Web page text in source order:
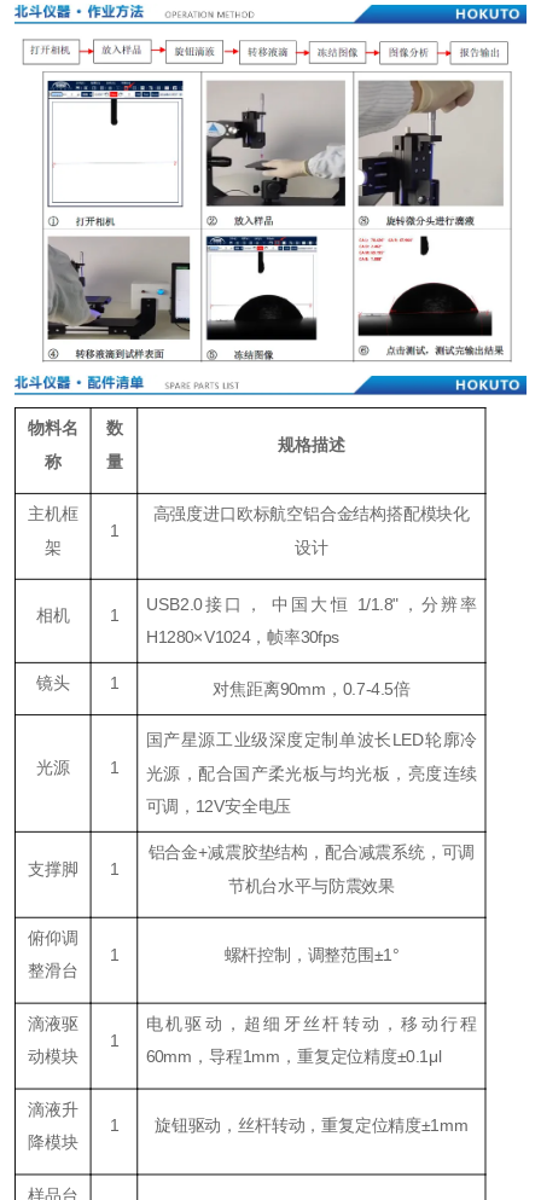
物料名
称
数
量
规格描述
主机框
架
1
高强度进口欧标航空铝合金结构搭配模块化
设计
相机 1
USB2.0接口， 中国大恒 1/1.8"，分辨率
H1280×V1024，帧率30fps
镜头 1 对焦距离90mm，0.7-4.5倍
光源 1
国产星源工业级深度定制单波长LED轮廓冷
光源，配合国产柔光板与均光板，亮度连续
可调，12V安全电压
支撑脚 1
铝合金+减震胶垫结构，配合减震系统，可调
节机台水平与防震效果
俯仰调
整滑台
1 螺杆控制，调整范围±1°
滴液驱
动模块
1
电机驱动，超细牙丝杆转动，移动行程
60mm，导程1mm，重复定位精度±0.1μl
滴液升
降模块
1 旋钮驱动，丝杆转动，重复定位精度±1mm
样品台